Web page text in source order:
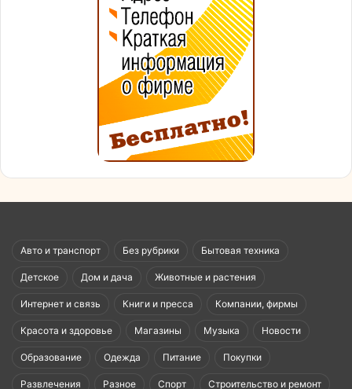
Авто и транспорт Без рубрики Бытовая техника
Детское Дом и дача Животные и растения
Интернет и связь Книги и пресса Компании, фирмы
Красота и здоровье Магазины Музыка Новости
Образование Одежда Питание Покупки
Развлечения Разное Спорт Строительство и ремонт